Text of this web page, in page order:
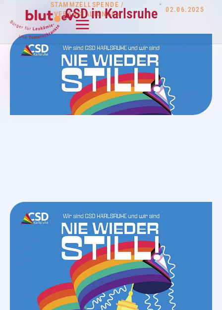
STAMMZELLSPENDE /
VERANSTALTUNGEN
•
02.06.2025
CSD in Karlsruhe